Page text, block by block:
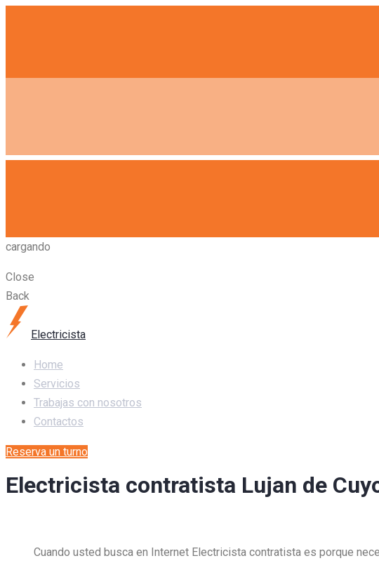
cargando
Close
Back
Electricista
Home
Servicios
Trabajas con nosotros
Contactos
Reserva un turno
Electricista contratista Lujan de
Cuando usted busca en Internet Electricista contratista es porque